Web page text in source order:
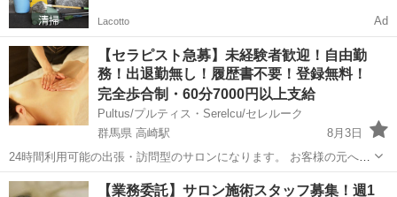
Lacotto Ad
【セラピスト急募】未経験者歓迎！自由勤
務！出退勤無し！履歴書不要！登録無料！
完全歩合制・60分7000円以上支給
Pultus/プルティス・Serelcu/セレルーク
群馬県 高崎駅
8月3日
24時間利用可能の出張・訪問型のサロンになります。 お客様の元へ行
きオイルリンパマッサージの施術をして頂くお仕事になります。 無料
で送迎いたします。 お客様からご予約が入ったらこちらからセラピス
群馬 高崎市 高崎駅 セラピスト 無料
【業務委託】サロン施術スタッフ募集！週1